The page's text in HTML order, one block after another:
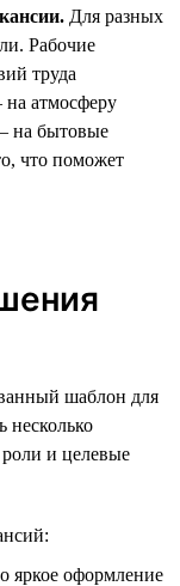
Для разных
Рабочие
труда
атмосферу
на бытовые
что поможет
шаблон для
несколько
и целевые
яркое оформление